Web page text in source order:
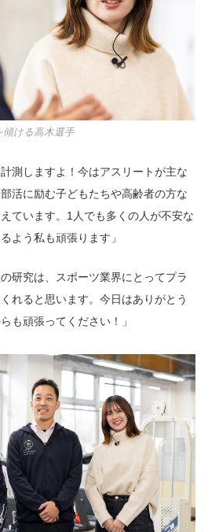
傾ける高木選手
測しますよ！今はアスリートが主な
活に励む子どもたちや高齢者の方な
ています。1人でも多くの人が不安な
よう私も頑張ります」
研究は、スポーツ業界にとってプラ
れると思います。今日はありがとう
も頑張ってください！」